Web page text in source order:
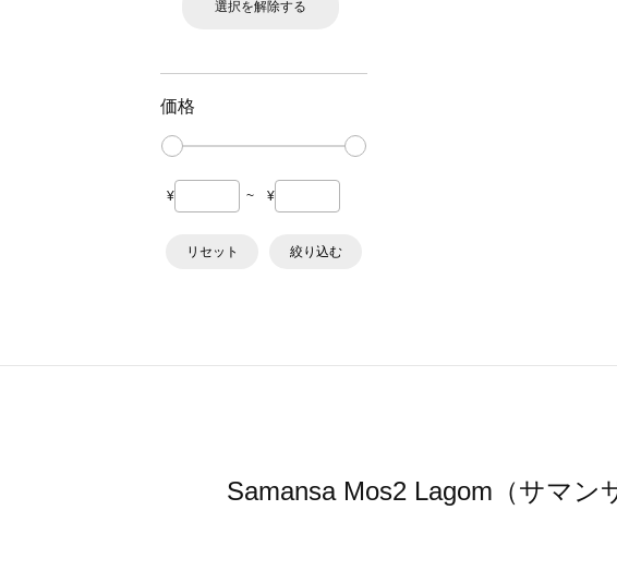
選択を解除する
価格
¥ ~ ¥
リセット 絞り込む
Samansa Mos2 Lagom（サマ